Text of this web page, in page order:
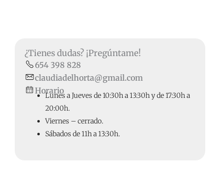
¿Tienes dudas? ¡Pregúntame!
654 398 828
claudiadelhorta@gmail.com
Horario
Lunes a Jueves de 10:30h a 13:30h y de 17:30h a
20:00h.
Viernes – cerrado.
Sábados de 11h a 13:30h.